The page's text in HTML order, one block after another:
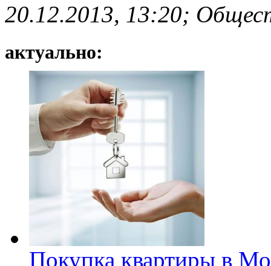
20.12.2013, 13:20;
актуально:
Покупка квартиры в